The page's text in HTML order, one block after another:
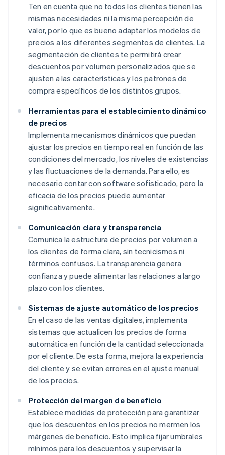
Ten en cuenta que no todos los clientes tienen las
mismas necesidades ni la misma percepción de
valor, por lo que es bueno adaptar los modelos de
precios a los diferentes segmentos de clientes. La
segmentación de clientes te permitirá crear
descuentos por volumen personalizados que se
ajusten a las características y los patrones de
compra específicos de los distintos grupos.
Herramientas para el establecimiento dinámico
de precios
Implementa mecanismos dinámicos que puedan
ajustar los precios en tiempo real en función de las
condiciones del mercado, los niveles de existencias
y las fluctuaciones de la demanda. Para ello, es
necesario contar con software sofisticado, pero la
eficacia de los precios puede aumentar
significativamente.
Comunicación clara y transparencia
Comunica la estructura de precios por volumen a
los clientes de forma clara, sin tecnicismos ni
términos confusos. La transparencia genera
confianza y puede alimentar las relaciones a largo
plazo con los clientes.
Sistemas de ajuste automático de los precios
En el caso de las ventas digitales, implementa
sistemas que actualicen los precios de forma
automática en función de la cantidad seleccionada
por el cliente. De esta forma, mejora la experiencia
del cliente y se evitan errores en el ajuste manual
de los precios.
Protección del margen de beneficio
Establece medidas de protección para garantizar
que los descuentos en los precios no mermen los
márgenes de beneficio. Esto implica fijar umbrales
mínimos para los descuentos y supervisar la